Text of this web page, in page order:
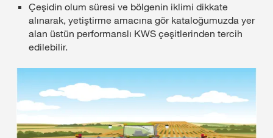
Çeşidin olum süresi ve bölgenin iklimi dikkate
alınarak, yetiştirme amacına gör kataloğumuzda yer
alan üstün performanslı KWS çeşitlerinden tercih
edilebilir.